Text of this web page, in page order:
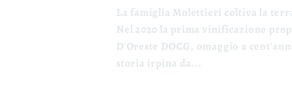
La famiglia Molettieri coltiva la
Nel 2020 la prima vinificazione
D'Oreste DOCG, omaggio a
storia irpina da...